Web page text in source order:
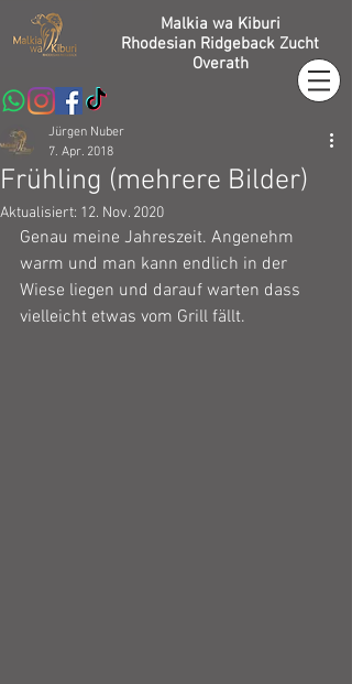
Malkia wa Kiburi
Rhodesian Ridgeback Zucht
Overath
Frühling (mehrere Bilder)
Jürgen Nuber
7. Apr. 2018
Aktualisiert: 12. Nov. 2020
Genau meine Jahreszeit. Angenehm
warm und man kann endlich in der
Wiese liegen und darauf warten dass
vielleicht etwas vom Grill fällt.